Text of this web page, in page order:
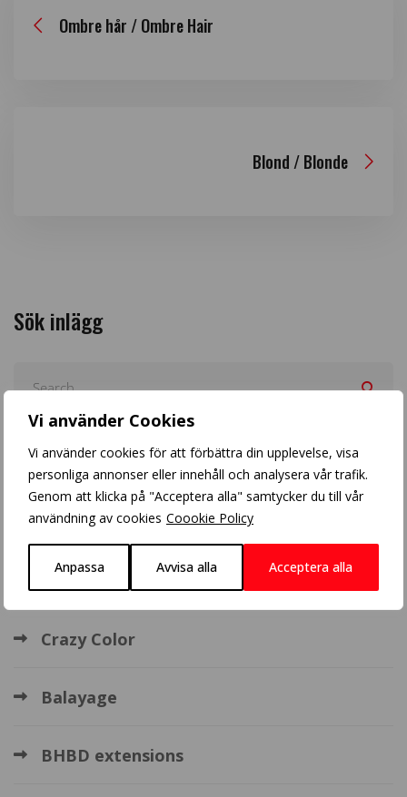
Vi använder Cookies
Vi använder cookies för att förbättra din upplevelse, visa
personliga annonser eller innehåll och analysera vår trafik.
Genom att klicka på "Acceptera alla" samtycker du till vår
användning av cookies Coookie Policy
Anpassa Avvisa alla Acceptera alla
Ombre hår / Ombre Hair
Blond / Blonde
Sök inlägg
Arkiv
Populära inlägg
Crazy Color
Balayage
BHBD extensions